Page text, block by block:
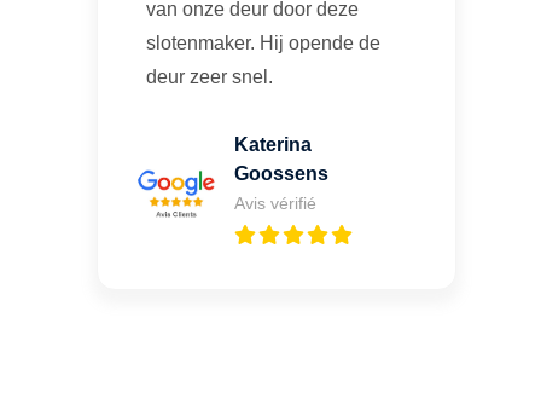
van onze deur door deze
slotenmaker. Hij opende de
deur zeer snel.
Katerina
Goossens
Avis vérifié